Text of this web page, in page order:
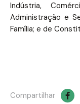
Indústria,
Administração e
Família; e de
Compartilhar